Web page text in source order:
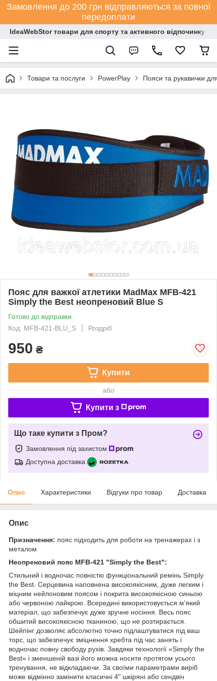
Замовлення до 200 грн відправляються за повної
передоплати
IdeaWebStor товари для спорту та активного відпочинку
Товари та послуги PowerPlay Пояси та рукавички
Пояс для важкої атлетики MadMax MFB-421
Simply the Best неопреновий Blue S
Готово до відправки
Код: MFB-421-BLU_S
Роздріб
950 ₴
Купити
або
Купити з
Що таке купити з Пром?
Замовлення під захистом
Доступна доставка
Опис Характеристики Відгуки про товар Доставка
Опис
Призначення: пояс підходить для роботи на тренажерах і з
металом
Неопреновий пояс MFB-421 "Simply the Best":
Стильний і водночас повністю функціональний ремінь Simply
the Best. Серцевина наповнена високоякісним, дуже легким і
міцним нейлоновим поясом і покрита високоякісною синьою
або червоною лайкрою. Всередині використовується м'який
матеріал, що забезпечує дуже зручне носіння. Весь пояс
обшитий високоякісною тканиною, що не розтирається.
Шейпінг дозволяє абсолютно точно підлаштуватися під ваш
торс, що забезпечує зміцнення хребта під час занять і
водночас повну свободу рухів. Завдяки технології «Simply the
Best» і зменшеній вазі його можна носити протягом усього
тренування, не відкладаючи. За своїми параметрами виріб
може відмінно замінити класичні 4" шкіряні або сендвіч